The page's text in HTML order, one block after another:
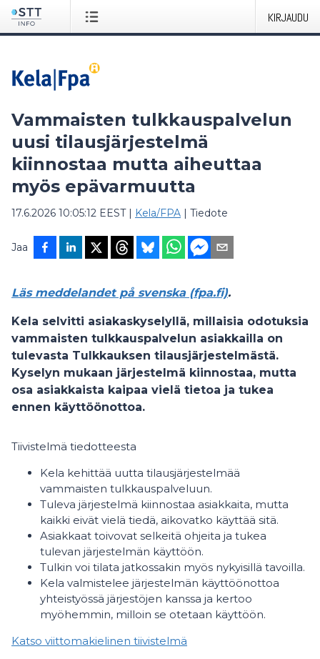
KIRJAUDU
Vammaisten tulkkauspalvelun
uusi tilausjärjestelmä
kiinnostaa mutta aiheuttaa
myös epävarmuutta
17.6.2026 10:05:12 EEST| Kela/FPA | Tiedote
Jaa
Läs meddelandet på svenska (fpa.fi).
Kela selvitti asiakaskyselyllä, millaisia odotuksia
vammaisten tulkkauspalvelun asiakkailla on
tulevasta Tulkkauksen tilausjärjestelmästä.
Kyselyn mukaan järjestelmä kiinnostaa, mutta
osa asiakkaista kaipaa vielä tietoa ja tukea
ennen käyttöönottoa.
Tiivistelmä tiedotteesta
Kela kehittää uutta tilausjärjestelmää
vammaisten tulkkauspalveluun.
Tuleva järjestelmä kiinnostaa asiakkaita, mutta
kaikki eivät vielä tiedä, aikovatko käyttää sitä.
Asiakkaat toivovat selkeitä ohjeita ja tukea
tulevan järjestelmän käyttöön.
Tulkin voi tilata jatkossakin myös nykyisillä tavoilla.
Kela valmistelee järjestelmän käyttöönottoa
yhteistyössä järjestöjen kanssa ja kertoo
myöhemmin, milloin se otetaan käyttöön.
Katso viittomakielinen tiivistelmä